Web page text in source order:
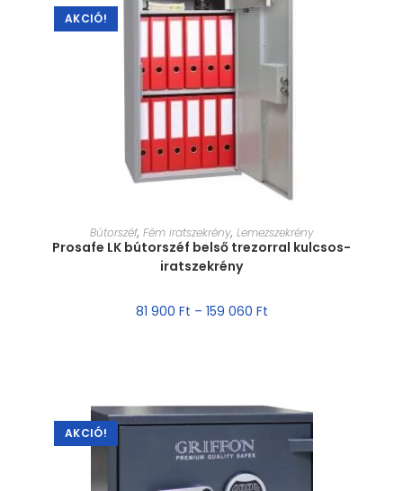
AKCIÓ!
MÉRET VÁLASZTÁSA
Bútorszéf, Fém iratszekrény, Lemezszekrény
Prosafe LK bútorszéf belső trezorral kulcsos-
iratszekrény
81 900 Ft – 159 060 Ft
AKCIÓ!